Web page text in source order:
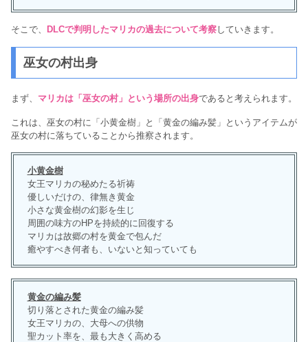
そこで、 DLCで判明したマリカの過去について考察していきます。
巫女の村出身
まず、 マリカは「巫女の村」という場所の出身であると考えられます。
これは、巫女の村に「小黄金樹」と「黄金の編み髪」というアイテムが
巫女の村に落ちていることから推察されます。
小黄金樹
女王マリカの秘めたる祈祷
優しいだけの、律無き黄金
小さな黄金樹の幻影を生じ
周囲の味方のHPを持続的に回復する
マリカは故郷の村を黄金で包んだ
癒やすべき何者も、いないと知っていても
黄金の編み髪
切り落とされた黄金の編み髪
女王マリカの、大母への供物
聖カット率を、最も大きく高める